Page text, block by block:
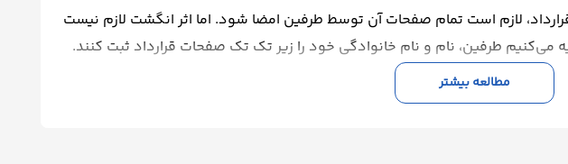
لازم است تمام صفحات آن توسط طرفین امضا شود. اما اثر انگشت لازم نیست
طرفین، نام و نام خانوادگی خود را زیر تک تک صفحات قرارداد ثبت کنند.
قرارداد ساده‌تر شود.
مطالعه بیشتر